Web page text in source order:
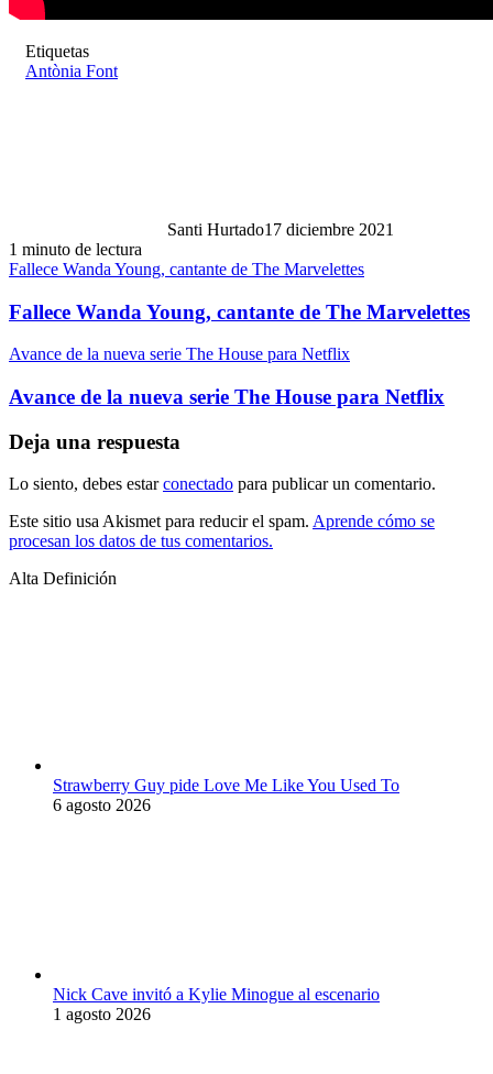
Etiquetas
Antònia Font
Santi Hurtado17 diciembre 2021
1 minuto de lectura
Fallece Wanda Young, cantante de The Marvelettes
Fallece Wanda Young, cantante de The Marvelettes
Avance de la nueva serie The House para Netflix
Avance de la nueva serie The House para Netflix
Deja una respuesta
Lo siento, debes estarconectado para publicar un comentario.
Este sitio usa Akismet para reducir el spam. Aprende cómo se
procesan los datos de tus comentarios.
Alta Definición
Strawberry Guy pide Love Me Like You Used To
6 agosto 2026
Nick Cave invitó a Kylie Minogue al escenario
1 agosto 2026